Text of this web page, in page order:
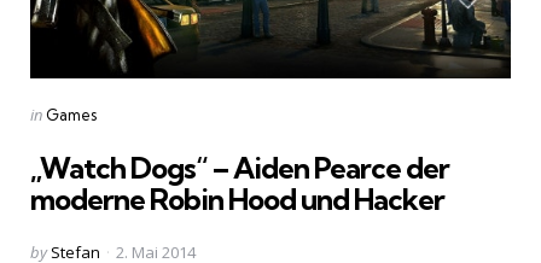
Categories
Posted
in Games
„Watch Dogs“ – Aiden Pearce der
moderne Robin Hood und Hacker
Posted
by Stefan 2. Mai 2014